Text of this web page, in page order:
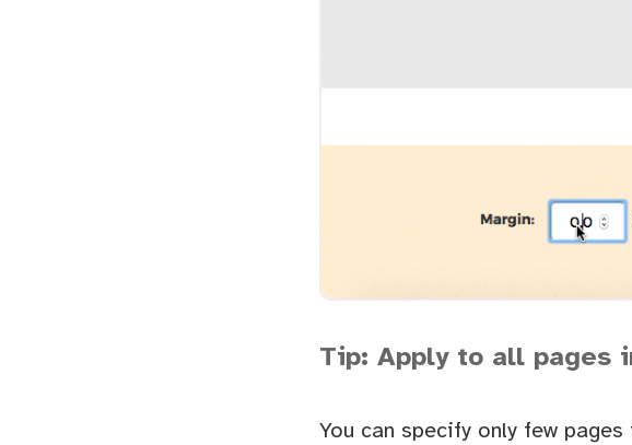
Tip: Apply to all pages
You can specify only few